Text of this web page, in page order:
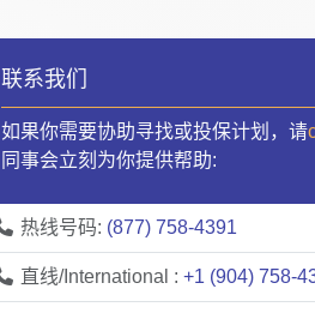
联系我们
如果你需要协助寻找或投保计划，请
同事会立刻为你提供帮助:
热线号码: (877) 758-4391
直线/International : +1 (904) 758-